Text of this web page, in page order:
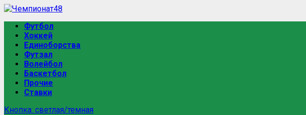
Перейти
содержимому
Основное
меню
Футбол
Хоккей
Единоборства
Футзал
Волейбол
Баскетбол
Прочие
Ставки
Кнопка: светлая/темная